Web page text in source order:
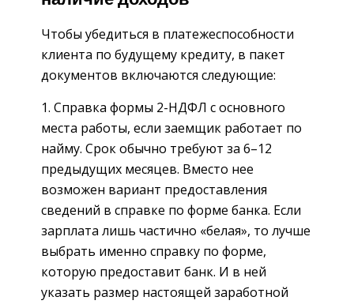
Чтобы убедиться в платежеспособности
клиента по будущему кредиту, в пакет
документов включаются следующие:
Справка формы 2-НДФЛ с основного
места работы, если заемщик работает по
найму. Срок обычно требуют за 6–12
предыдущих месяцев. Вместо нее
возможен вариант предоставления
сведений в справке по форме банка. Если
зарплата лишь частично «белая», то лучше
выбрать именно справку по форме,
которую предоставит банк. И в ней
указать размер настоящей заработной